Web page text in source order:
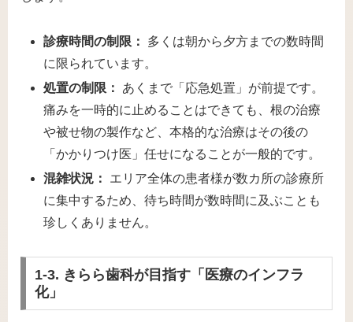
診療時間の制限：
多くは朝から夕方までの数時間
に限られています。
処置の制限：
あくまで「応急処置」が前提です。
痛みを一時的に止めることはできても、根の治療
や被せ物の製作など、本格的な治療はその後の
「かかりつけ医」任せになることが一般的です。
混雑状況：
エリア全体の患者様が数カ所の診療所
に集中するため、待ち時間が数時間に及ぶことも
珍しくありません。
1-3. きらら歯科が目指す「医療のインフラ
化」